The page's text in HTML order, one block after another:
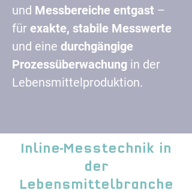
und Messbereiche entgast –
für exakte, stabile Messwerte
und eine durchgängige
Prozessüberwachung in der
Lebensmittelproduktion.
Inline-Messtechnik in
der
Lebensmittelbranche